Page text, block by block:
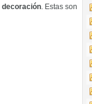
decoración. Estas son